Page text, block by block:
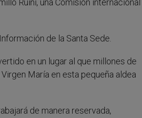
Ruini, una Comisión internacional
de la Santa Sede.
en un lugar al que millones de
María en esta pequeña aldea
de manera reservada,